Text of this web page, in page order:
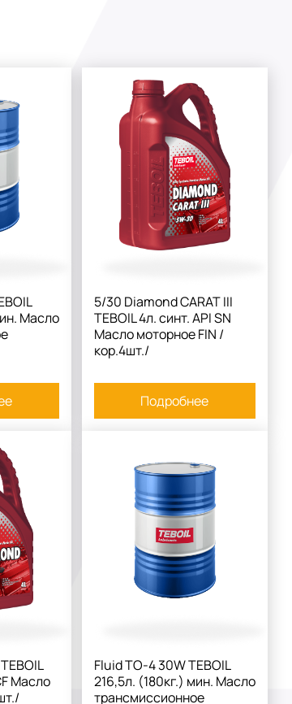
Масло
5/30 Diamond CARAT III
TEBOIL 4л. синт. API SN
Масло моторное FIN /
кор.4шт./
Подробнее
Масло
Fluid TO-4 30W TEBOIL
216,5л. (180кг.) мин. Масло
трансмиссионное